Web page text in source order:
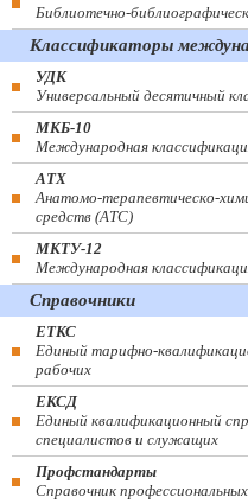
Библиотечно-
Классификаторы
УДК
Универсальный десятичный
МКБ-10
Международная
АТХ
Анатомо-терапевтическо-
средств (ATC)
МКТУ-12
Международная
Справочники
ЕТКС
Единый тарифно-
рабочих
ЕКСД
Единый квалификационный
специалистов и служащих
Профстандарты
Справочник